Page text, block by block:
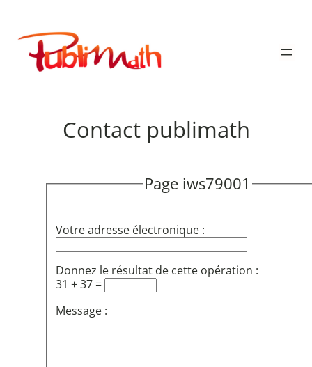
contenu
Publimath
Contact publimath
Page iws79001
Votre adresse électronique :
Donnez le résultat de cette opération :
31 + 37 =
Message :